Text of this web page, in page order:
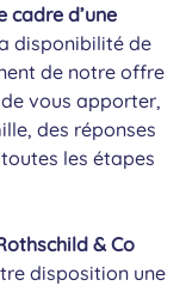
d’une
disponibilité de
de notre offre
vous apporter,
des réponses
les étapes
& Co
disposition une